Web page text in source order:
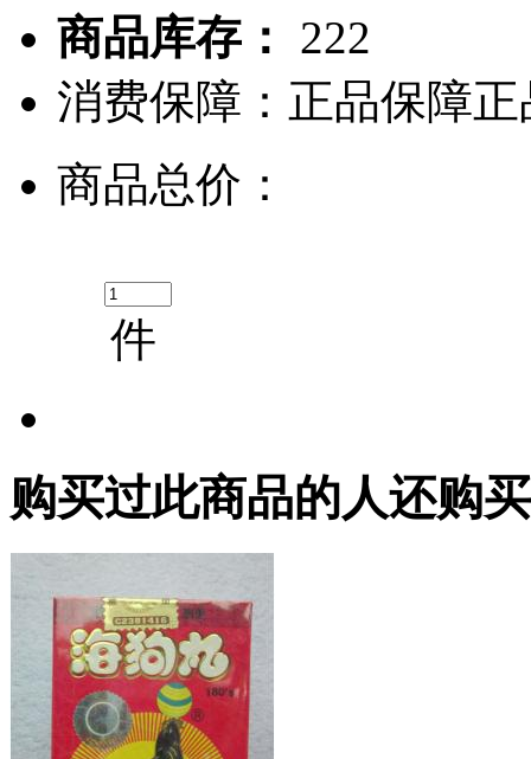
商品库存：
222
消费保障： 正品保障
商品总价：
件
购买过此商品的人还购